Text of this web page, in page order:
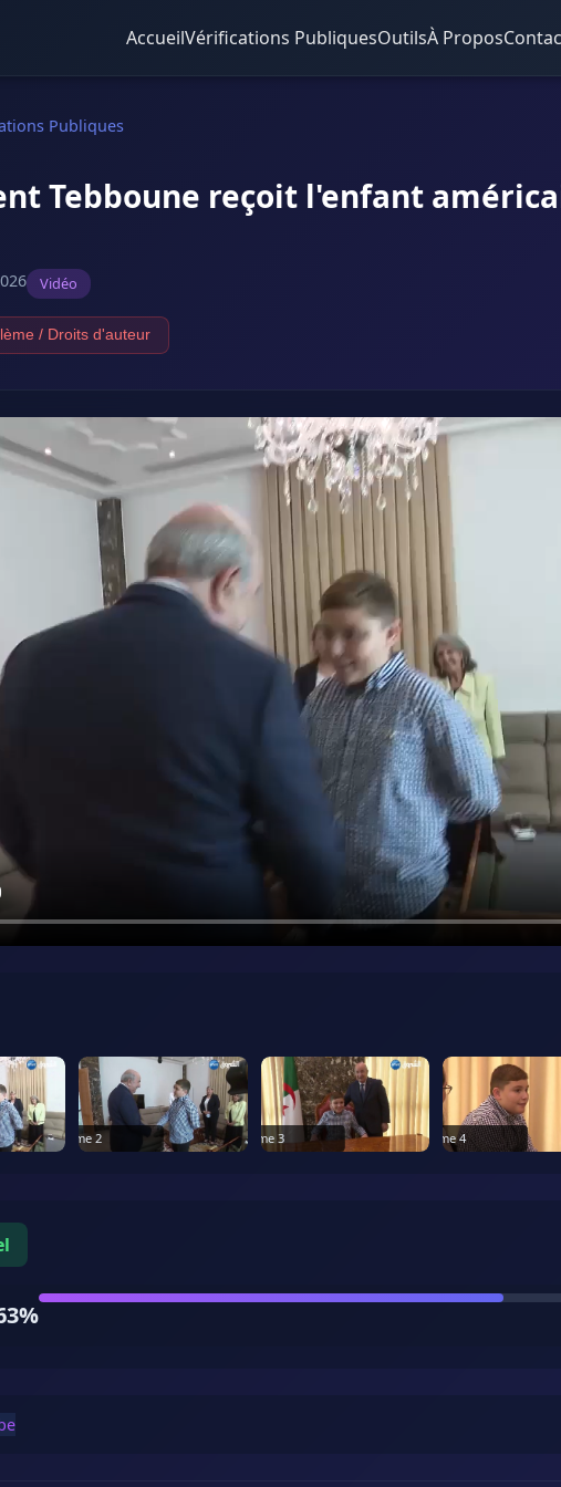
AccueilVérifications PubliquesOutilsÀ Propos
Publiques
Tebboune reçoit l'enfant
Vidéo
/ Droits d'auteur
Frame2 Frame 3 Frame4
%